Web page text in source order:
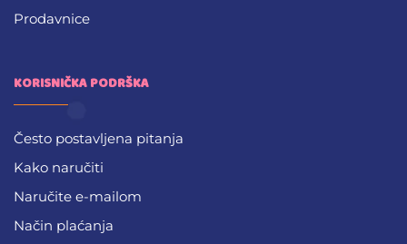
Prodavnice
KORISNIČKA PODRŠKA
Često postavljena pitanja
Kako naručiti
Naručite e-mailom
Način plaćanja